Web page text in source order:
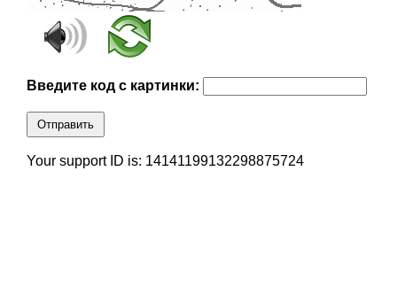
Введите код с картинки:
Отправить
Your support ID is: 14141199132298875724